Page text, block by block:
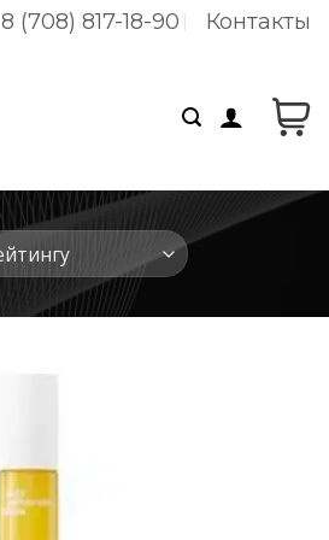
8 (708) 817-18-90 Контакты